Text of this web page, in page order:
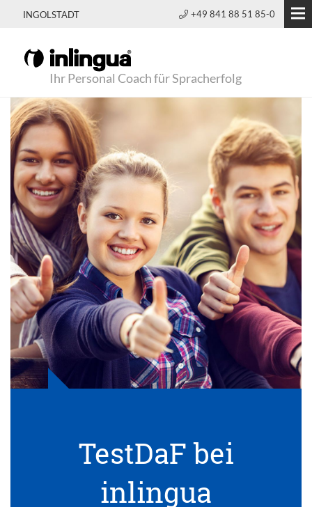
INGOLSTADT +49 841 88 51 85-0
Ihr Personal Coach für Spracherfolg
TestDaF bei
inlingua